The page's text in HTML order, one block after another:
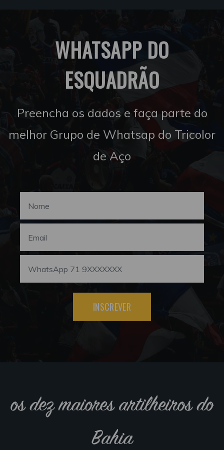
WHATSAPP DO
ESQUADRÃO
Preencha os dados e faça parte do
melhor Grupo de Whatsap do Tricolor
de Aço
INSCREVER
os dez maiores artilheiros do
Bahia